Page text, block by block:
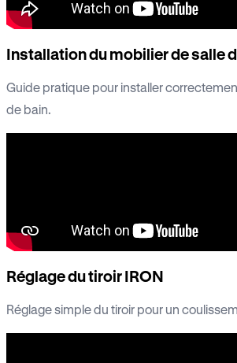
Installation du mobilier de salle
Guide pratique pour installer
de bain.
Réglage du tiroir IRON
Réglage simple du tiroir pour un